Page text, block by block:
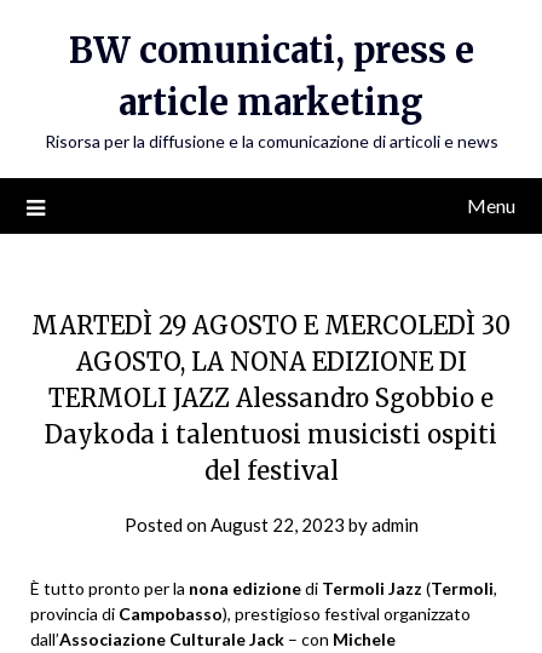
BW comunicati, press e
article marketing
Risorsa per la diffusione e la comunicazione di articoli e news
Menu
MARTEDÌ 29 AGOSTO E MERCOLEDÌ 30
AGOSTO, LA NONA EDIZIONE DI
TERMOLI JAZZ Alessandro Sgobbio e
Daykoda i talentuosi musicisti ospiti
del festival
Posted onAugust 22, 2023 byadmin
È tutto pronto per la nona edizionedi Termoli Jazz (Termoli,
provincia di Campobasso), prestigioso festival organizzato
dall’Associazione Culturale Jack – con Michele